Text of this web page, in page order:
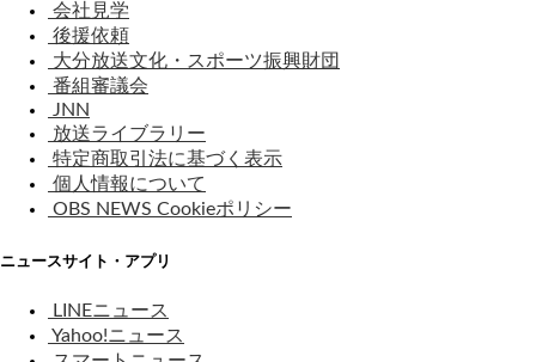
会社見学
後援依頼
大分放送文化・スポーツ振興財団
番組審議会
JNN
放送ライブラリー
特定商取引法に基づく表示
個人情報について
OBS NEWS Cookieポリシー
ニュースサイト・アプリ
LINEニュース
Yahoo!ニュース